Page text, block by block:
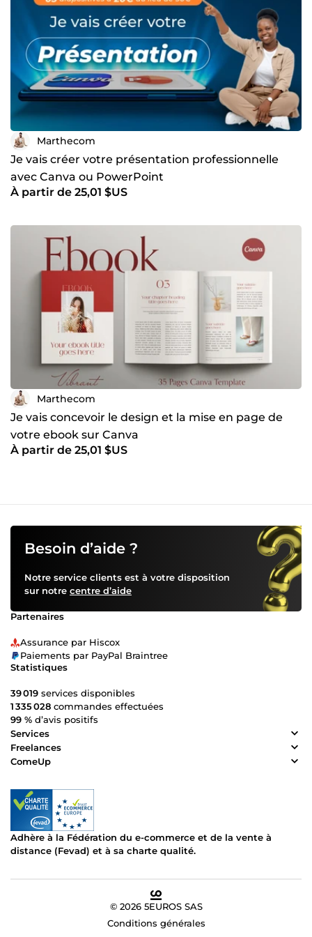
Marthecom
Je vais créer votre présentation professionnelle
avec Canva ou PowerPoint
À partir de 25,01 $US
Marthecom
Je vais concevoir le design et la mise en page de
votre ebook sur Canva
À partir de 25,01 $US
Besoin d’aide ?
Notre service clients est à votre disposition
sur notre centre d’aide
Partenaires
Assurance par Hiscox
Paiements par PayPal Braintree
Statistiques
39 019 services disponibles
1 335 028 commandes effectuées
99 % d’avis positifs
Services
Freelances
ComeUp
Adhère à la Fédération du e-commerce et de la vente à
distance (Fevad) et à sa charte qualité.
© 2026 5EUROS SAS
Conditions générales